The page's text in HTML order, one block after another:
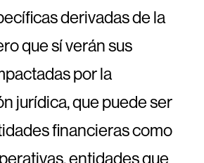
derivadas de la
que sí verán sus
por la
jurídica, que puede ser
financieras como
entidades que